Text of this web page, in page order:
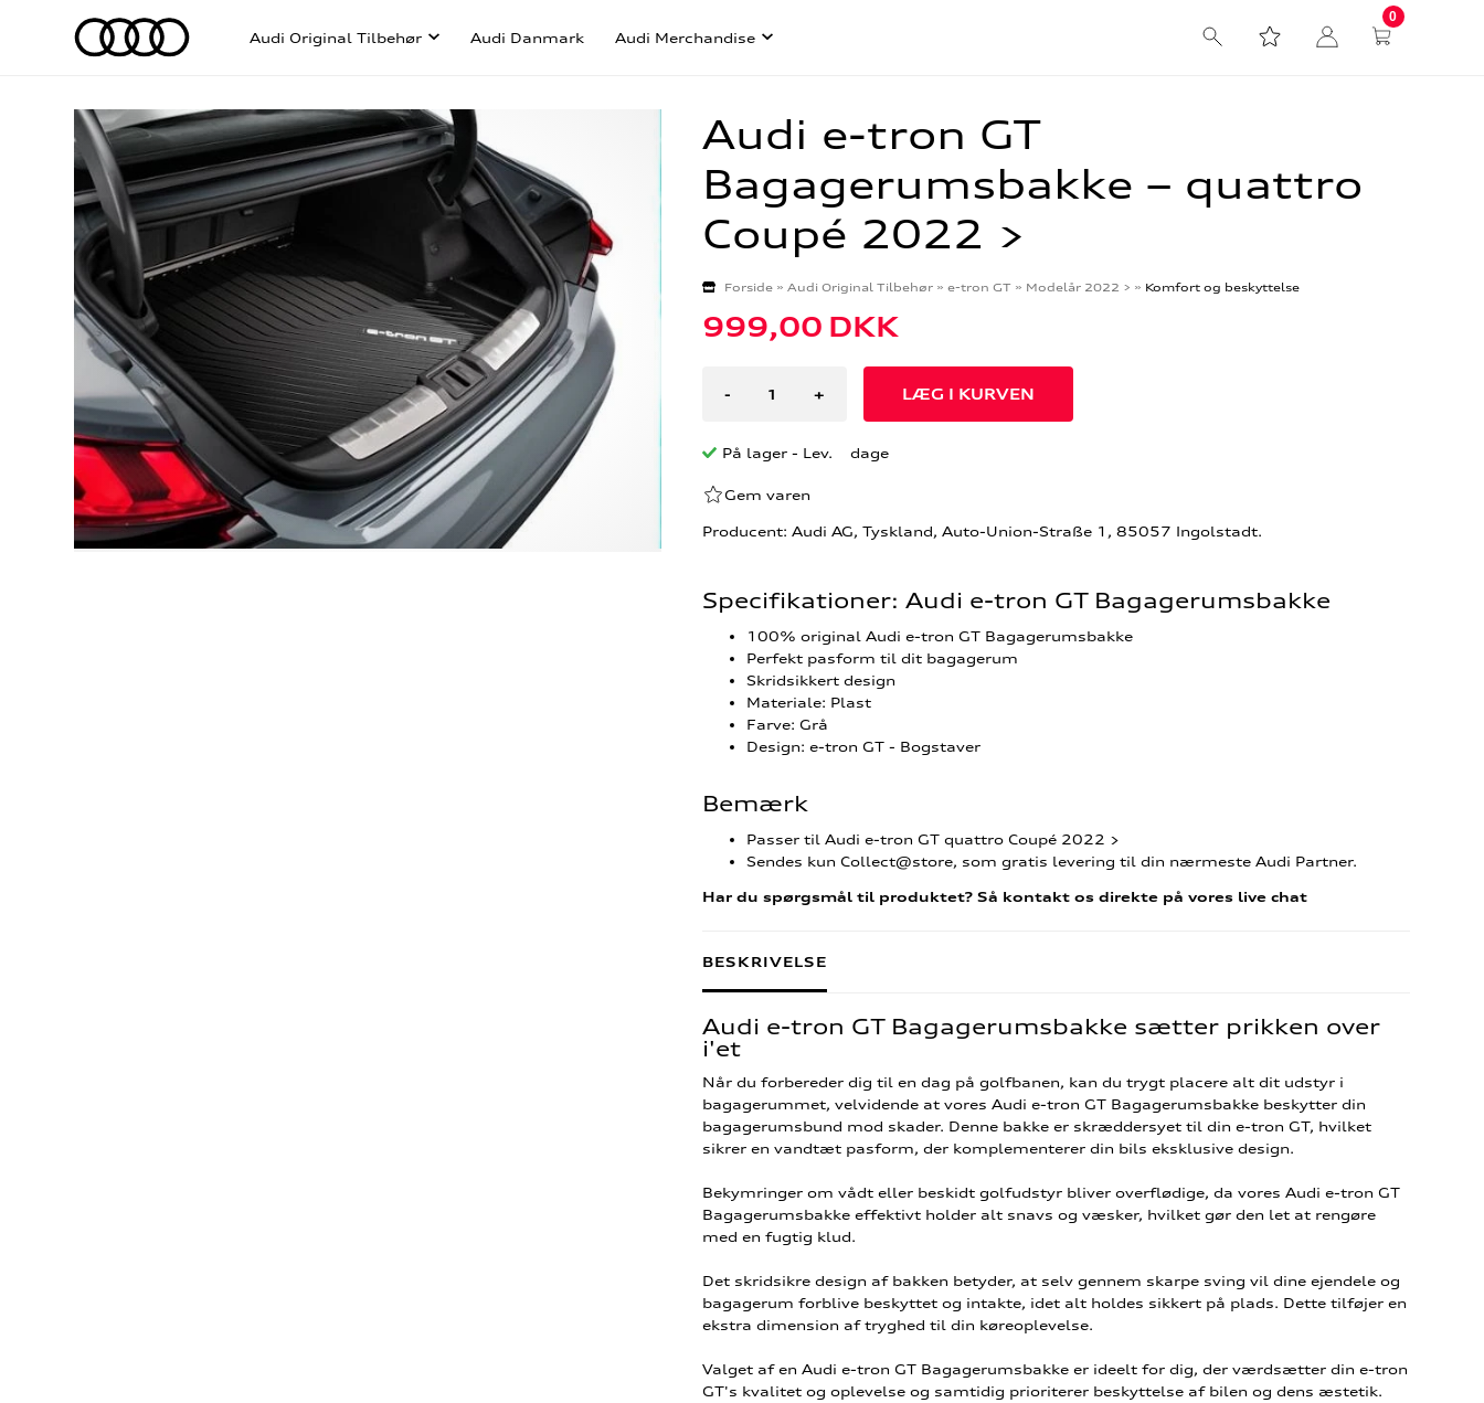
Audi Original Tilbehør Audi Danmark Audi Merchandise
0
Audi e-tron GT
Bagagerumsbakke – quattro
Coupé 2022 >
Forside» Audi Original Tilbehør» e-tron GT» Modelår 2022 > » Komfort og beskyttelse
999,00 DKK
- +
På lager - Lev. dage
Gem varen
Producent: Audi AG, Tyskland, Auto-Union-Straße 1, 85057 Ingolstadt.
Specifikationer: Audi e-tron GT Bagagerumsbakke
100% original Audi e-tron GT Bagagerumsbakke
Perfekt pasform til dit bagagerum
Skridsikkert design
Materiale: Plast
Farve: Grå
Design: e-tron GT - Bogstaver
Bemærk
Passer til Audi e-tron GT quattro Coupé 2022 >
Sendes kun Collect@store, som gratis levering til din nærmeste Audi Partner.
Har du spørgsmål til produktet? Så kontakt os direkte på vores live chat
BESKRIVELSE
Audi e-tron GT Bagagerumsbakke sætter prikken over
i'et
Når du forbereder dig til en dag på golfbanen, kan du trygt placere alt dit udstyr i
bagagerummet, velvidende at vores Audi e-tron GT Bagagerumsbakke beskytter din
bagagerumsbund mod skader. Denne bakke er skræddersyet til din e-tron GT, hvilket
sikrer en vandtæt pasform, der komplementerer din bils eksklusive design.
Bekymringer om vådt eller beskidt golfudstyr bliver overflødige, da vores Audi e-tron GT
Bagagerumsbakke effektivt holder alt snavs og væsker, hvilket gør den let at rengøre
med en fugtig klud.
Det skridsikre design af bakken betyder, at selv gennem skarpe sving vil dine ejendele og
bagagerum forblive beskyttet og intakte, idet alt holdes sikkert på plads. Dette tilføjer en
ekstra dimension af tryghed til din køreoplevelse.
Valget af en Audi e-tron GT Bagagerumsbakke er ideelt for dig, der værdsætter din e-tron
GT's kvalitet og oplevelse og samtidig prioriterer beskyttelse af bilen og dens æstetik.